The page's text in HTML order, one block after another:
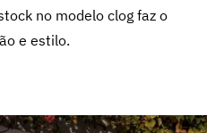
no modelo clog faz o
e estilo.